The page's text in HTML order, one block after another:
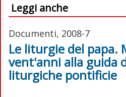
Leggi anche
Documenti, 2008-7
Le liturgie del papa.
vent'anni alla guida
liturgiche pontificie